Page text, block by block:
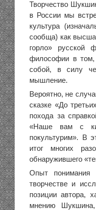
Творчество
в России мы
культура
сообща) как
горло» русской
философии в том,
собой, в силу
мышление.
Вероятно, не
сказке «До
похода за
«Наше вам с
покультурим». В
итог многих
обнаружившего
Опыт понимания
творчестве и
позиции автора,
мнению